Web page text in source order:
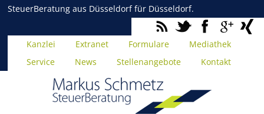
SteuerBeratung aus Düsseldorf für Düsseldorf.
Kanzlei Extranet Formulare
Mediathek
Service
News Stellenangebote Kontakt